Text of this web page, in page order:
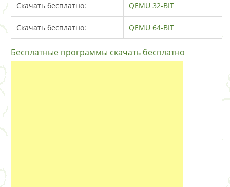
Скачать бесплатно: QEMU 32-BIT
Скачать бесплатно: QEMU 64-BIT
Бесплатные программы скачать бесплатно